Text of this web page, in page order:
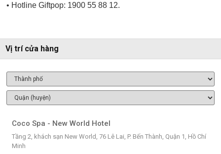
• Hotline Giftpop: 1900 55 88 12.
Vị trí cửa hàng
Coco Spa - New World Hotel
Tầng 2, khách sạn New World, 76 Lê Lai, P. Bến Thành, Quận 1, Hồ Chí
Minh